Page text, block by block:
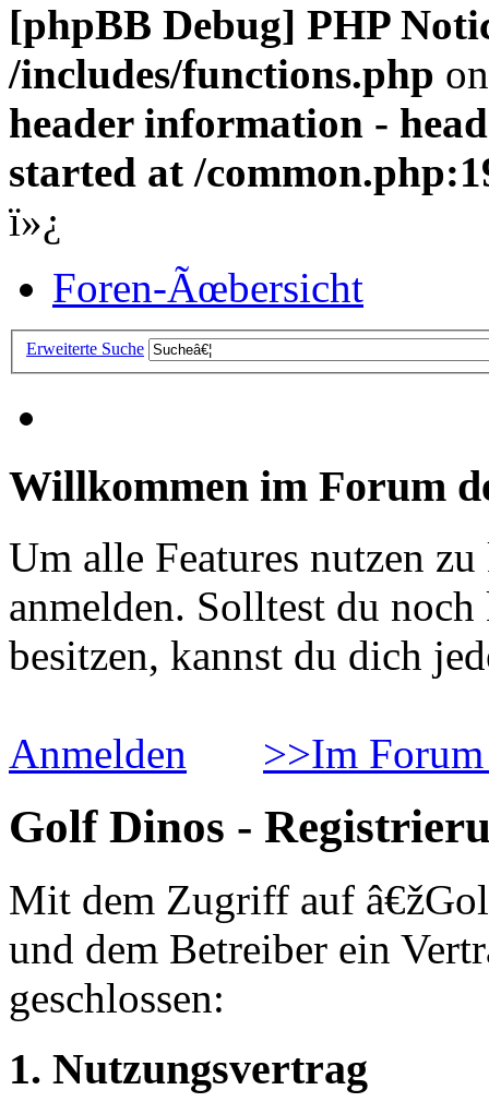
[phpBB Debug] PHP
/includes/functions.php
header information -
started at /
ï»¿
Foren-Ãœbersicht
Erweiterte Suche
Willkommen im Forum
Um alle Features nutzen
anmelden. Solltest du
besitzen, kannst du dich
Anmelden >>Im
Golf Dinos -
Mit dem Zugriff auf
und dem Betreiber ein
geschlossen:
1. Nutzungsvertrag